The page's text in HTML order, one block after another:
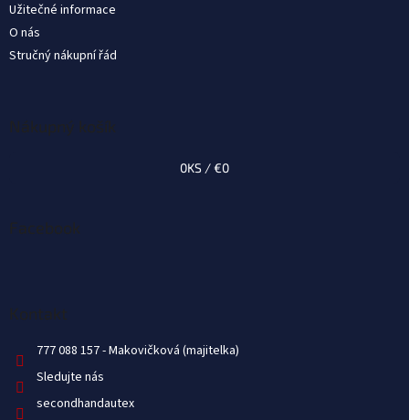
Užitečné informace
O nás
Stručný nákupní řád
Nákupný košík
0KS /€0
Facebook
Kontakt
777 088 157
Sledujte nás
secondhandautex